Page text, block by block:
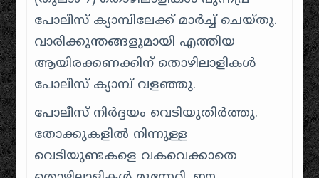
പോലീസ് ക്യാമ്പിലേക്ക് മാർച്ച് ചെയ്തു.
വാരിക്കുന്തങ്ങളുമായി എത്തിയ
ആയിരക്കണക്കിന് തൊഴിലാളികൾ
പോലീസ് ക്യാമ്പ് വളഞ്ഞു.
പോലീസ് നിർദ്ദയം വെടിയുതിർത്തു.
തോക്കുകളിൽ നിന്നുള്ള
വെടിയുണ്ടകളെ വകവെക്കാതെ